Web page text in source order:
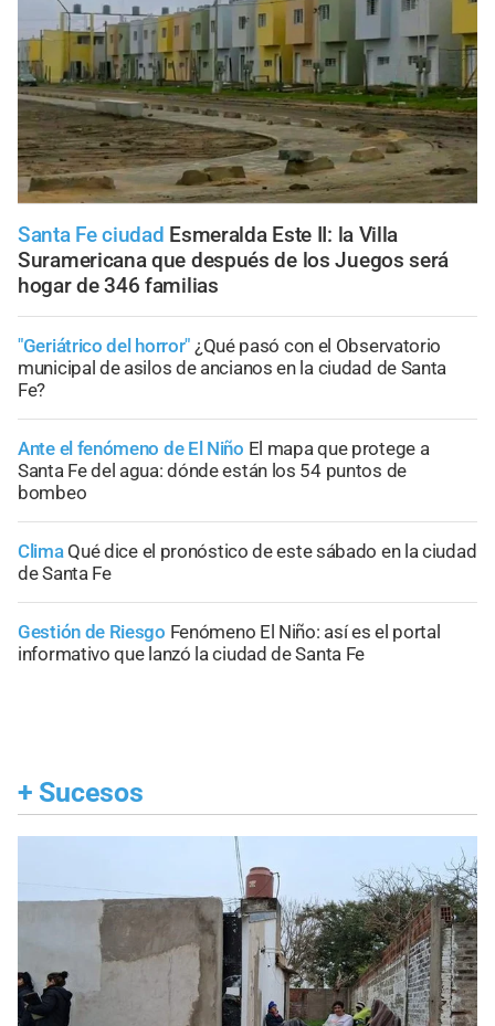
Santa Fe ciudad Esmeralda Este II: la Villa
Suramericana que después de los Juegos será
hogar de 346 familias
"Geriátrico del horror" ¿Qué pasó con el Observatorio
municipal de asilos de ancianos en la ciudad de Santa
Fe?
Ante el fenómeno de El Niño El mapa que protege a
Santa Fe del agua: dónde están los 54 puntos de
bombeo
Clima Qué dice el pronóstico de este sábado en la ciudad
de Santa Fe
Gestión de Riesgo Fenómeno El Niño: así es el portal
informativo que lanzó la ciudad de Santa Fe
+ Sucesos